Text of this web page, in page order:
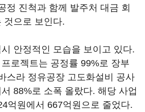
정 진척과 함께 발주처 대금 회
것으로 보인다.
안정적인 모습을 보이고 있다.
로젝트는 공정률 99%로 장부
스라 정유공장 고도화설비 공사
88%로 소폭 올랐다. 해당 사업
억원에서 667억원으로 줄었다.